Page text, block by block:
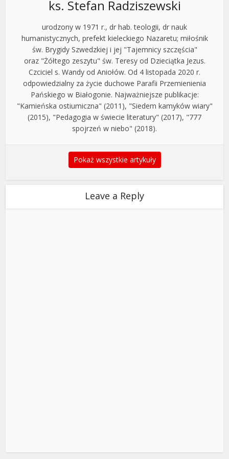
ks. Stefan Radziszewski
urodzony w 1971 r., dr hab. teologii, dr nauk
humanistycznych, prefekt kieleckiego Nazaretu; miłośnik
św. Brygidy Szwedzkiej i jej "Tajemnicy szczęścia"
oraz "Żółtego zeszytu" św. Teresy od Dzieciątka Jezus.
Czciciel s. Wandy od Aniołów. Od 4 listopada 2020 r.
odpowiedzialny za życie duchowe Parafii Przemienienia
Pańskiego w Białogonie. Najważniejsze publikacje:
"Kamieńska ostiumiczna" (2011), "Siedem kamyków wiary"
(2015), "Pedagogia w świecie literatury" (2017), "777
spojrzeń w niebo" (2018).
Pokaż wszystkie artykuły
Leave a Reply